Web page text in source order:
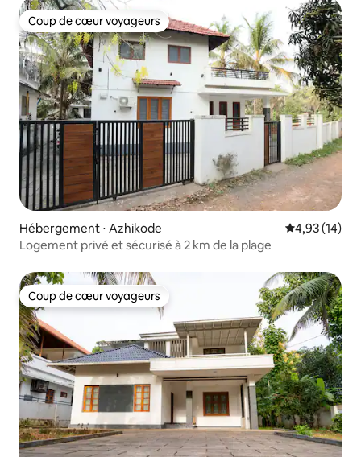
Coup de cœur voyageurs
Coup de cœur voyageurs
Hébergement ⋅ Azhikode Évaluation
4,93 (14)
Logement privé et sécurisé à 2 km de la plage
Coup de cœur voyageurs
Coup de cœur voyageurs